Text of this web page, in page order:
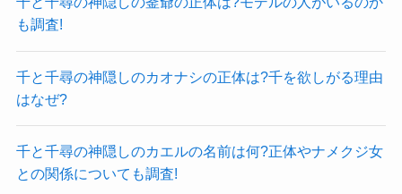
も調査!
千と千尋の神隠しのカオナシの正体は?千を欲しがる理由
はなぜ?
千と千尋の神隠しのカエルの名前は何?正体やナメクジ女
との関係についても調査!